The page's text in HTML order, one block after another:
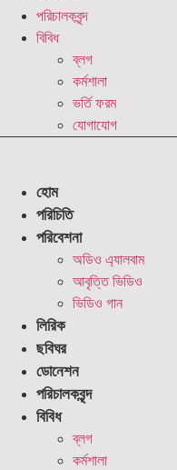
পরিচালকবৃন্দ
বিবিধ
ব্লগ
কর্মশালা
ভর্তি ফরম
যোগাযোগ
হোম
পরিচিতি
পরিবেশনা
অডিও এ্যালবাম
আবৃত্তি ভিডিও
ভিডিও গান
লিরিক
ছবিঘর
ডোনেশন
পরিচালকবৃন্দ
বিবিধ
ব্লগ
কর্মশালা